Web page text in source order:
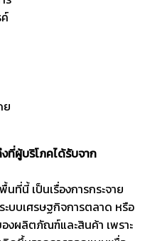
ที่ผู้บริโภคได้รับจาก
ที่นี้ เป็นเรื่องการกระจาย
บบเศรษฐกิจการตลาด หรือ
งผลิตภัณฑ์และสินค้า เพราะ